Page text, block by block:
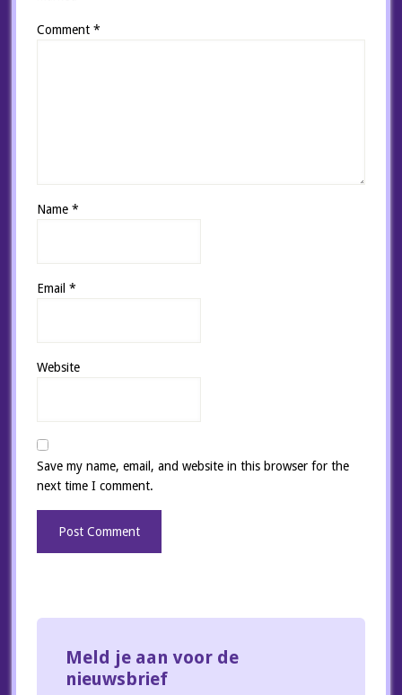
Comment *
Name *
Email *
Website
Save my name, email, and website in this browser for the
next time I comment.
Meld je aan voor de
nieuwsbrief